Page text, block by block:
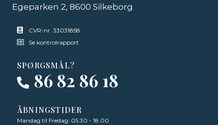
Egeparken 2, 8600 Silkeborg
CVR-nr. 33031858
Se kontrolrapport
SPØRGSMÅL?
86 82 86 18
ÅBNINGSTIDER
Mandag til Fredag: 05.30 - 18.00